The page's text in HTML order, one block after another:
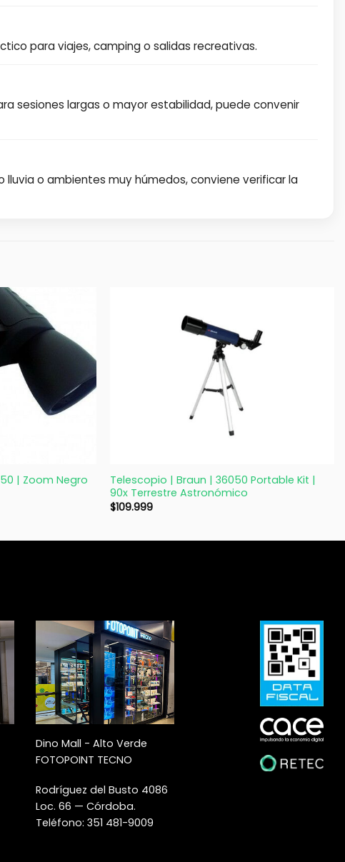
para viajes, camping o salidas recreativas.
sesiones largas o mayor estabilidad, puede convenir
o ambientes muy húmedos, conviene verificar la
| Zoom Negro
Telescopio | Braun | 36050 Portable Kit |
90x Terrestre Astronómico
$109.999
Dino Mall - Alto Verde
FOTOPOINT TECNO
Rodríguez del Busto 4086
Loc. 66 — Córdoba.
Teléfono: 351 481-9009